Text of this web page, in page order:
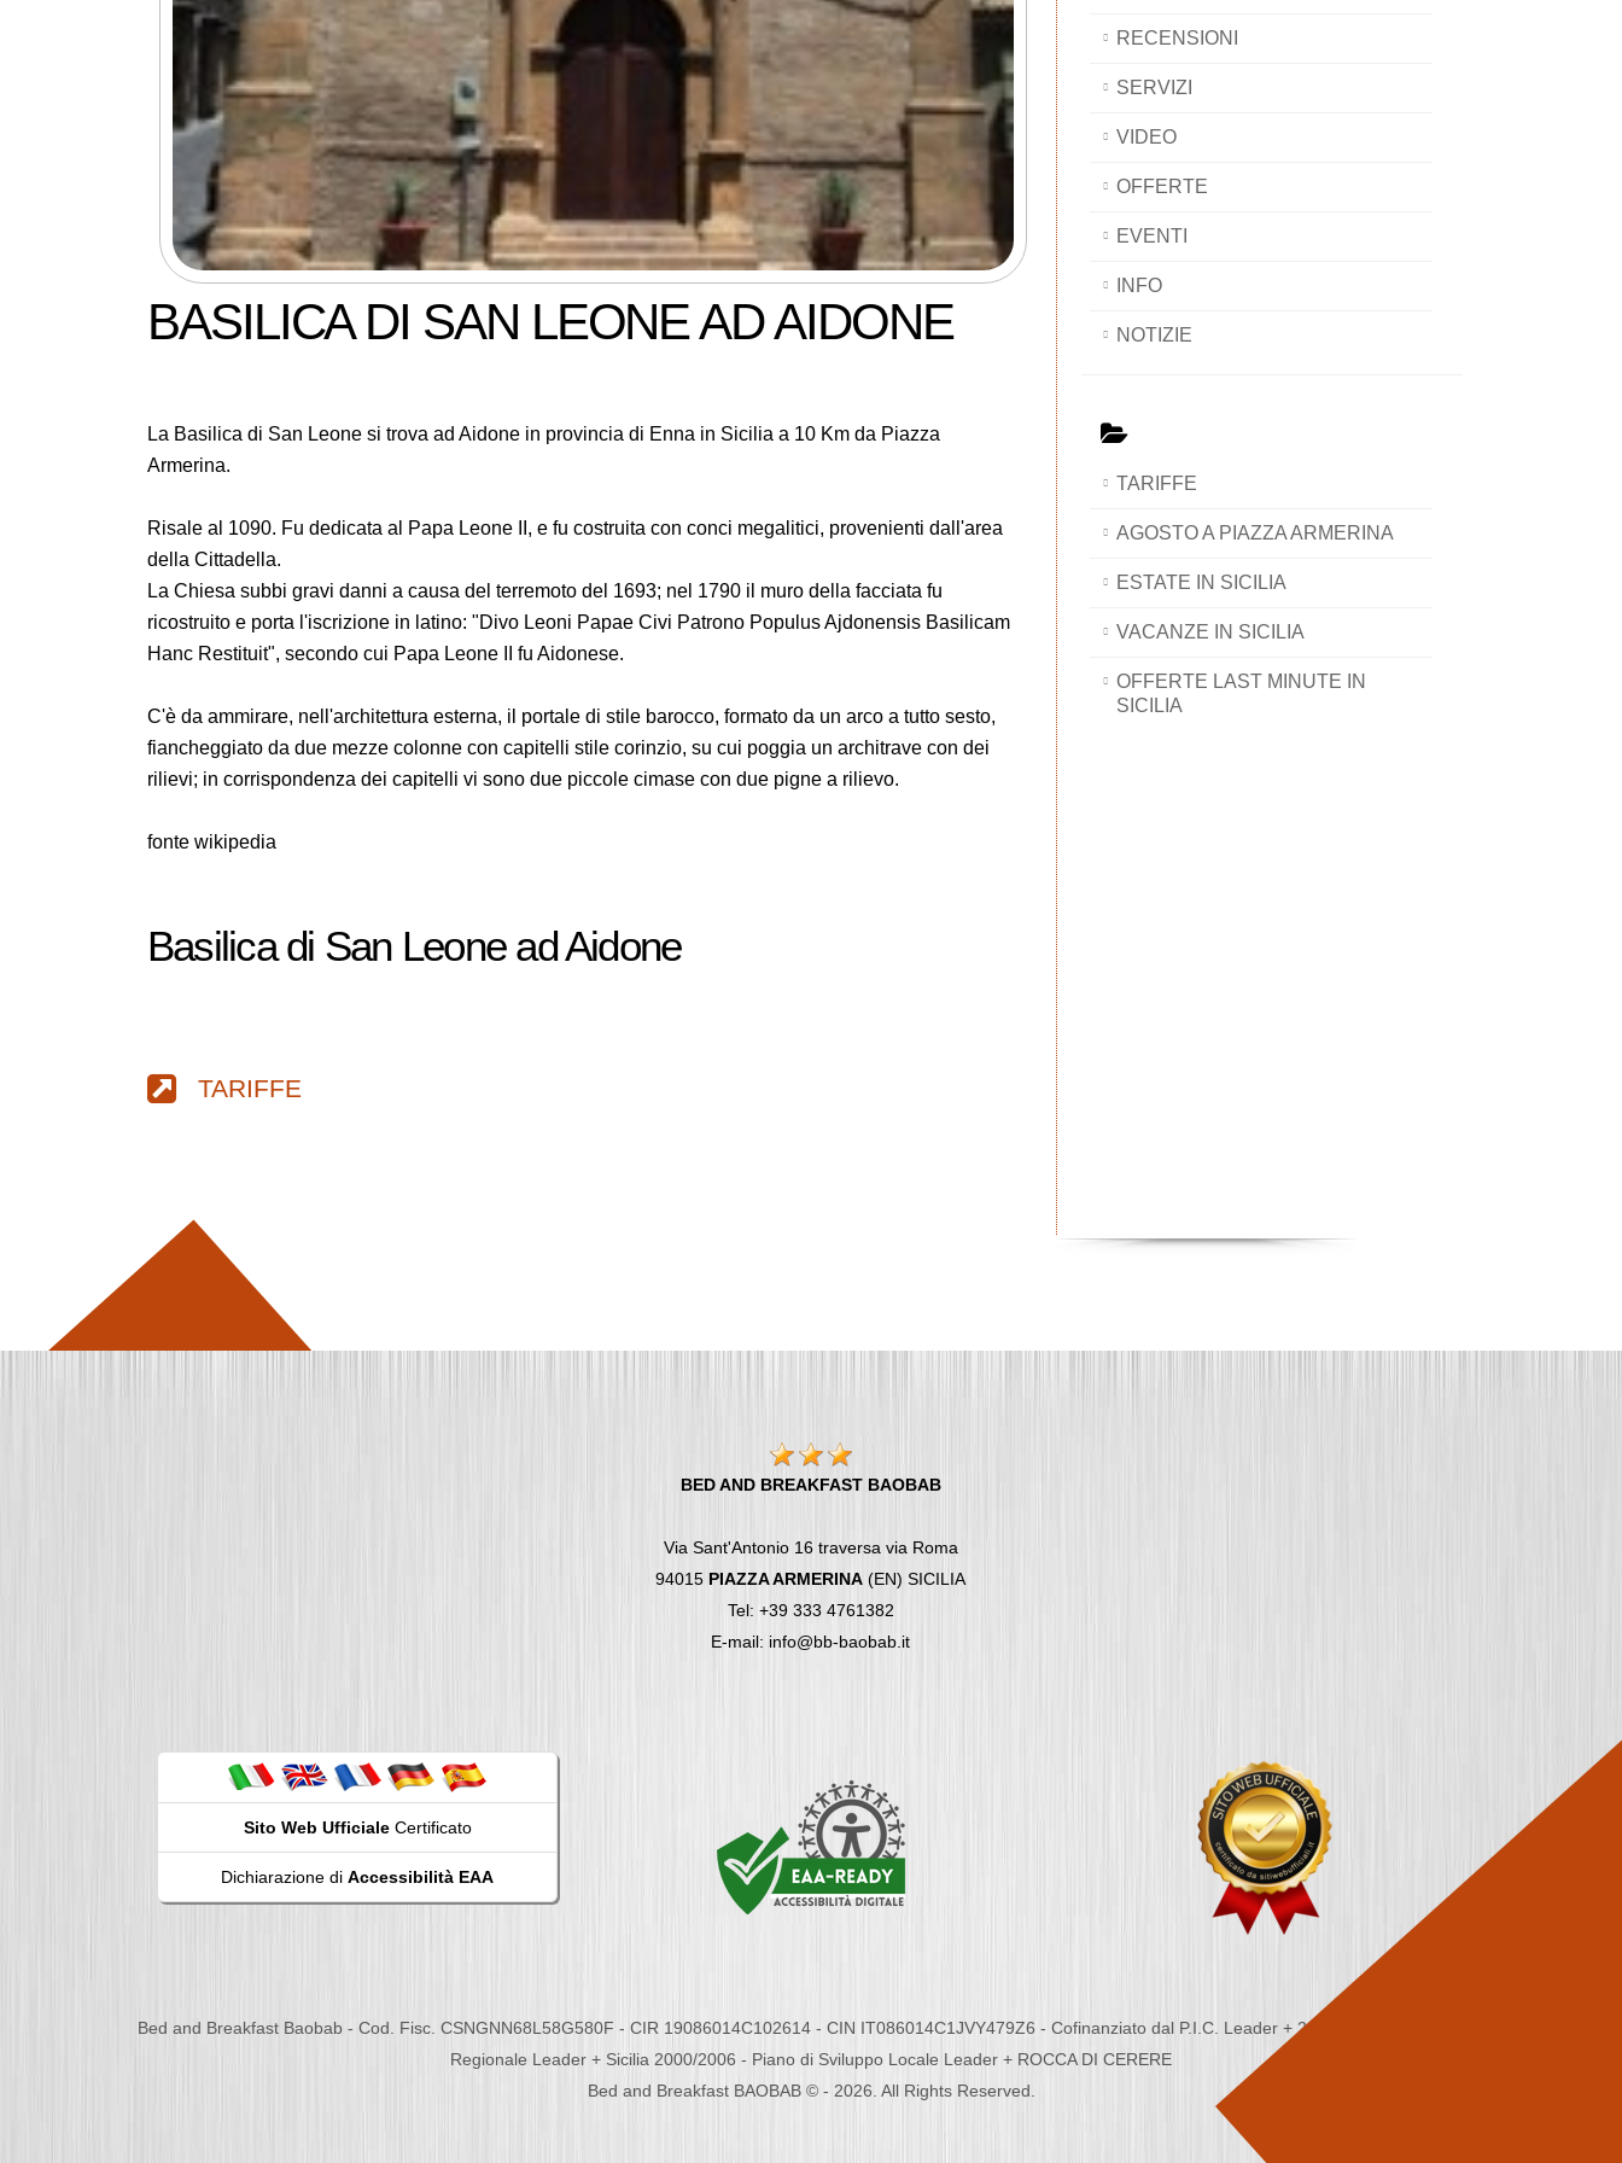
BASILICA DI SAN LEONE AD AIDONE
La Basilica di San Leone si trova ad Aidone in provincia di Enna in Sicilia a 10 Km da Piazza
Armerina.
Risale al 1090. Fu dedicata al Papa Leone II, e fu costruita con conci megalitici, provenienti dall'area
della Cittadella.
La Chiesa subbi gravi danni a causa del terremoto del 1693; nel 1790 il muro della facciata fu
ricostruito e porta l'iscrizione in latino: "Divo Leoni Papae Civi Patrono Populus Ajdonensis Basilicam
Hanc Restituit", secondo cui Papa Leone II fu Aidonese.
C'è da ammirare, nell'architettura esterna, il portale di stile barocco, formato da un arco a tutto sesto,
fiancheggiato da due mezze colonne con capitelli stile corinzio, su cui poggia un architrave con dei
rilievi; in corrispondenza dei capitelli vi sono due piccole cimase con due pigne a rilievo.
fonte wikipedia
Basilica di San Leone ad Aidone
TARIFFE
RECENSIONI
SERVIZI
VIDEO
OFFERTE
EVENTI
INFO
NOTIZIE
TARIFFE
AGOSTO A PIAZZA ARMERINA
ESTATE IN SICILIA
VACANZE IN SICILIA
OFFERTE LAST MINUTE IN
SICILIA
BED AND BREAKFAST BAOBAB
Via Sant'Antonio 16 traversa via Roma
94015 PIAZZA ARMERINA (EN) SICILIA
Tel: +39 333 4761382
E-mail: info@bb-baobab.it
Sito Web UfficialeCertificato
Dichiarazione di Accessibilità EAA
Bed and Breakfast Baobab - Cod. Fisc. CSNGNN68L58G580F - CIR 19086014C102614 - CIN IT086014C1JVY479Z6 - Cofinanziato dal P.I.C. Leader + 2000/2006 - Programma
Regionale Leader + Sicilia 2000/2006 - Piano di Sviluppo Locale Leader + ROCCA DI CERERE
Bed and Breakfast BAOBAB © - 2026. All Rights Reserved.